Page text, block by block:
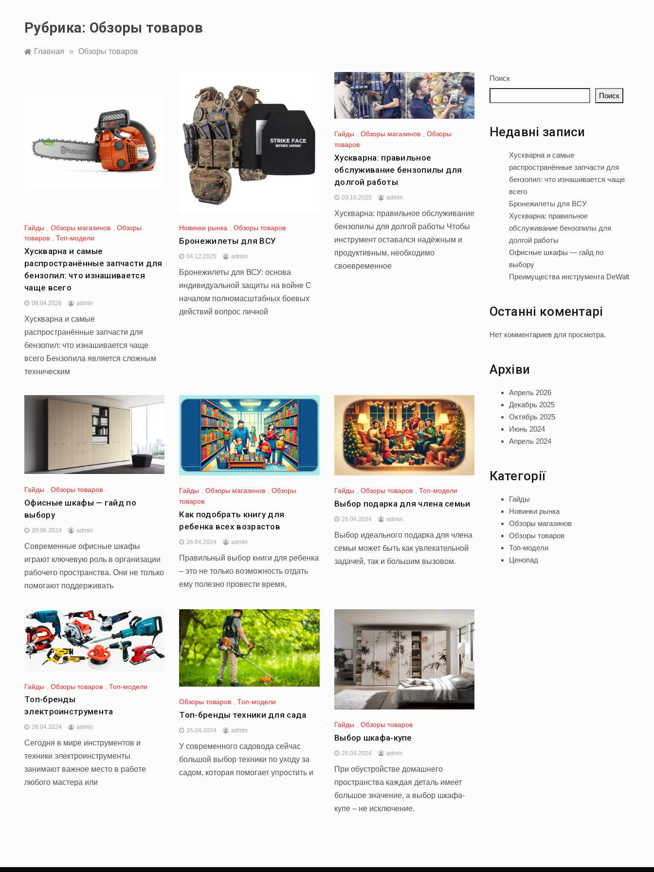
Рубрика: Обзоры товаров
Главная » Обзоры товаров
Гайды Обзоры магазинов
Обзоры
товаров
Топ-модели
Хускварна и самые
распространённые запчасти для
бензопил: что изнашивается
чаще всего
08.04.2026 admin
Хускварна и самые
распространённые запчасти для
бензопил: что изнашивается чаще
всего Бензопила является сложным
техническим
Новинки рынка ,Обзоры товаров
Бронежилеты для ВСУ
04.12.2025 admin
Бронежилеты для ВСУ: основа
индивидуальной защиты на войне С
началом полномасштабных боевых
действий вопрос личной
Гайды , Обзоры магазинов , Обзоры
товаров
Хускварна: правильное
обслуживание бензопилы для
долгой работы
03.10.2025 admin
Хускварна: правильное обслуживание
бензопилы для долгой работы Чтобы
инструмент оставался надёжным и
продуктивным, необходимо
своевременное
Гайды Обзоры товаров
Офисные шкафы — гайд по
выбору
30.06.2024 admin
Современные офисные шкафы
играют ключевую роль в организации
рабочего пространства. Они не только
помогают поддерживать
Гайды ,Обзоры магазинов ,Обзоры
товаров
Как подобрать книгу для
ребенка всех возрастов
26.04.2024 admin
Правильный выбор книги для ребенка
– это не только возможность отдать
ему полезно провести время,
Гайды , Обзоры товаров , Топ-модели
Выбор подарка для члена семьи
26.04.2024 admin
Выбор идеального подарка для члена
семьи может быть как увлекательной
задачей, так и большим вызовом.
Гайды Обзоры товаров Топ-модели
Топ-бренды
электроинструмента
26.04.2024 admin
Сегодня в мире инструментов и
техники электроинструменты
занимают важное место в работе
любого мастера или
Обзоры товаров ,Топ-модели
Топ-бренды техники для сада
26.04.2024 admin
У современного садовода сейчас
большой выбор техники по уходу за
садом, которая помогает упростить и
Гайды Обзоры товаров
Выбор шкафа-купе
26.04.2024 admin
При обустройстве домашнего
пространства каждая деталь имеет
большое значение, а выбор шкафа-
купе – не исключение.
Поиск
Поиск
Недавні записи
Хускварна и самые
распространённые запчасти для
бензопил: что изнашивается чаще
всего
Бронежилеты для ВСУ
Хускварна: правильное
обслуживание бензопилы для
долгой работы
Офисные шкафы — гайд по
выбору
Преимущества инструмента DeWalt
Останні коментарі
Нет комментариев для просмотра.
Архіви
Апрель 2026
Декабрь 2025
Октябрь 2025
Июнь 2024
Апрель 2024
Категорії
Гайды
Новинки рынка
Обзоры магазинов
Обзоры товаров
Топ-модели
Ценопад